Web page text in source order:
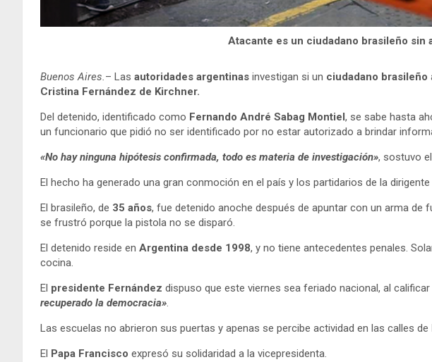
Atacante es un ciudadano brasileño sin
Buenos Aires.– Las autoridades argentinas investigan si un ciudadano brasileño
Cristina Fernández de Kirchner.
Del detenido, identificado como Fernando André Sabag Montiel, se sabe hasta
un funcionario que pidió no ser identificado por no estar autorizado a brindar
«No hay ninguna hipótesis confirmada, todo es materia de investigación», sostuvo
El hecho ha generado una gran conmoción en el país y los partidarios de la
El brasileño, de 35 años, fue detenido anoche después de apuntar con un arma de
se frustró porque la pistola no se disparó.
El detenido reside en Argentina desde 1998, y no tiene antecedentes penales.
cocina.
El presidente Fernández dispuso que este viernes sea feriado nacional, al
recuperado la democracia».
Las escuelas no abrieron sus puertas y apenas se percibe actividad en las calles de
El Papa Francisco expresó su solidaridad a la vicepresidenta.